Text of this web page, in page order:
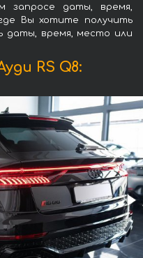
запросе даты, время,
Вы хотите получить
даты, время, место или
RS Q8: